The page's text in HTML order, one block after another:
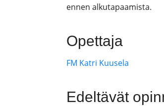
ennen alkutapaamista.
Opettaja
FM Katri Kuusela
Edeltävät